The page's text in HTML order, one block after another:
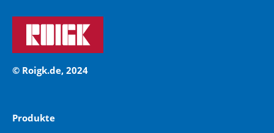
© Roigk.de, 2024
Produkte